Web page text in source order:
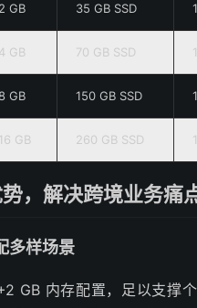
2 GB 35 GB SSD
4 GB 70 GB SSD
GB 150 GB SSD
16 GB 260 GB SSD
，解决跨境业务痛
多样场景
GB 内存配置，足以支撑